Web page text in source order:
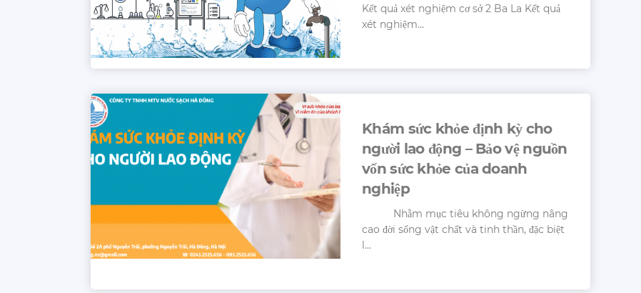
Kết quả xét nghiệm cơ sở 2 Ba La Kết quả
xét nghiệm...
Khám sức khỏe định kỳ cho
người lao động – Bảo vệ nguồn
vốn sức khỏe của doanh
nghiệp
Nhằm mục tiêu không ngừng nâng
cao đời sống vật chất và tinh thần, đặc biệt
l...